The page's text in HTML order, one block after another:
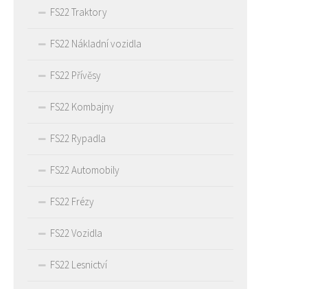
FS22 Traktory
FS22 Nákladní vozidla
FS22 Přívěsy
FS22 Kombajny
FS22 Rypadla
FS22 Automobily
FS22 Frézy
FS22 Vozidla
FS22 Lesnictví